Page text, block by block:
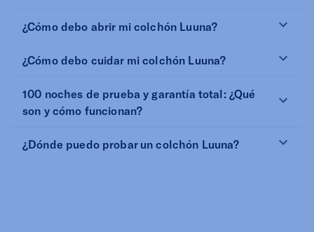
¿Cómo debo abrir mi colchón Luuna?
¿Cómo debo cuidar mi colchón Luuna?
100 noches de prueba y garantía total: ¿Qué
son y cómo funcionan?
¿Dónde puedo probar un colchón Luuna?